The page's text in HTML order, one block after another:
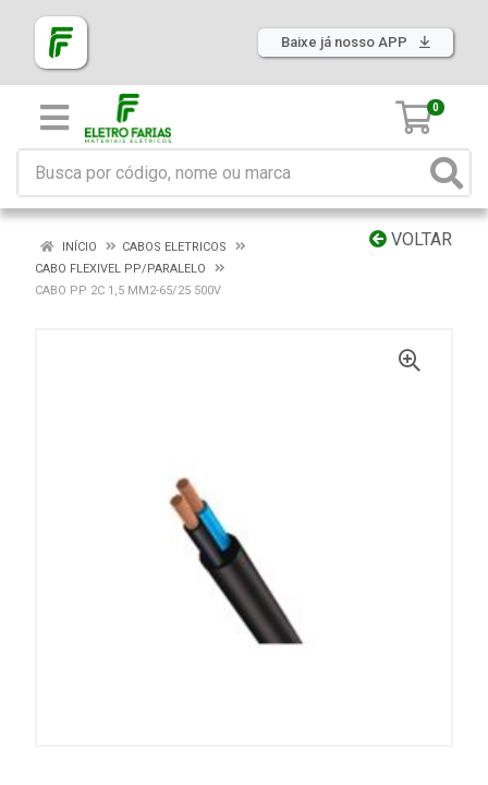
Baixe já nosso APP
0
VOLTAR
INÍCIO
CABOS ELETRICOS
CABO FLEXIVEL PP/PARALELO
CABO PP 2C 1,5 MM2-65/25 500V